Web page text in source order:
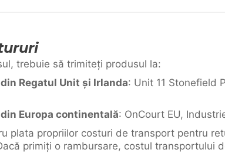
trebuie să trimiteți produsul la:
Regatul Unit și Irlanda: Unit 11 Stonefield
Europa continentală: OnCourt EU,
plata propriilor costuri de transport pentru
primiți o rambursare, costul transportului